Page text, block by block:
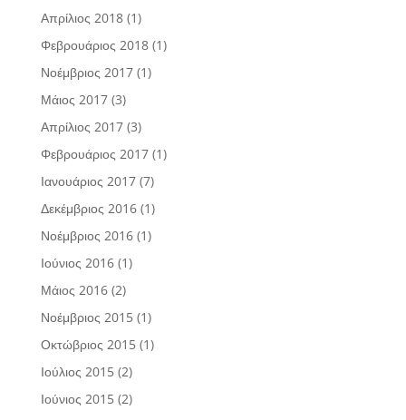
Απρίλιος 2018(1)
Φεβρουάριος 2018(1)
Νοέμβριος 2017(1)
Μάιος 2017(3)
Απρίλιος 2017(3)
Φεβρουάριος 2017(1)
Ιανουάριος 2017(7)
Δεκέμβριος 2016(1)
Νοέμβριος 2016(1)
Ιούνιος 2016(1)
Μάιος 2016(2)
Νοέμβριος 2015(1)
Οκτώβριος 2015(1)
Ιούλιος 2015(2)
Ιούνιος 2015(2)